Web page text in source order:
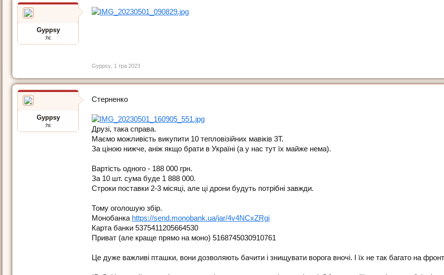
Gyppsy
:hi:
Gyppsy 1 тра 2023
Gyppsy
:hi:
Стерненко
Друзі, така справа.
Маємо можливість викупити 10 тепловізійних мавіків 3T.
За ціною нижче, аніж якщо брати в Україні (а у нас тут їх майже нема).
Вартість одного - 188 000 грн.
За 10 шт. сума буде 1 888 000.
Строки поставки 2-3 місяці, але ці дрони будуть потрібні завжди.
Тому оголошую збір.
Монобанка https://send.monobank.ua/jar/4v4NCxZRgi
Карта банки 5375411205664530
Приват (але краще прямо на моно) 5168745030910761
Це дуже важливі пташки, вони дозволяють бачити і знищувати ворога вночі. І їх не так багато на